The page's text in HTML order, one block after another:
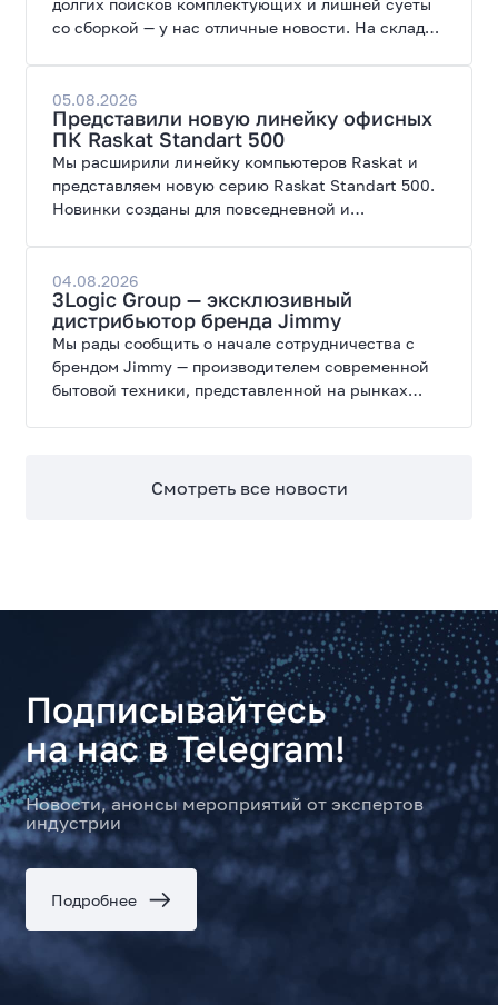
со сборкой — у нас отличные новости. На склад
современных игр и работы с нейросетями.
05.08.2026
Представили новую линейку офисных
ПК Raskat Standart 500
Мы расширили линейку компьютеров Raskat и
представляем новую серию Raskat Standart 500.
Новинки созданы для повседневной и
широкие возможности модернизации.
04.08.2026
3Logic Group — эксклюзивный
дистрибьютор бренда Jimmy
Мы рады сообщить о начале сотрудничества с
брендом Jimmy — производителем современной
бытовой техники, представленной на рынках
Смотреть все новости
Подписывайтесь
на нас в Telegram!
Новости, анонсы мероприятий от экспертов
индустрии
Подробнее